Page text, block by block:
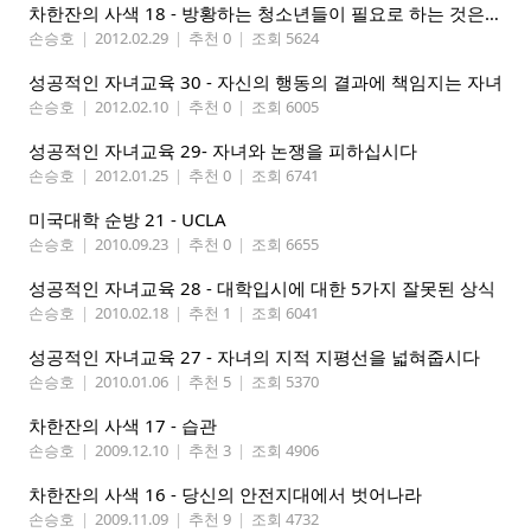
차한잔의 사색 18 - 방황하는 청소년들이 필요로 하는 것은 사랑
손승호 | 2012.02.29 | 추천 0 | 조회 5624
성공적인 자녀교육 30 - 자신의 행동의 결과에 책임지는 자녀
손승호 | 2012.02.10 | 추천 0 | 조회 6005
성공적인 자녀교육 29- 자녀와 논쟁을 피하십시다
손승호 | 2012.01.25 | 추천 0 | 조회 6741
미국대학 순방 21 - UCLA
손승호 | 2010.09.23 | 추천 0 | 조회 6655
성공적인 자녀교육 28 - 대학입시에 대한 5가지 잘못된 상식
손승호 | 2010.02.18 | 추천 1 | 조회 6041
성공적인 자녀교육 27 - 자녀의 지적 지평선을 넓혀줍시다
손승호 | 2010.01.06 | 추천 5 | 조회 5370
차한잔의 사색 17 - 습관
손승호 | 2009.12.10 | 추천 3 | 조회 4906
차한잔의 사색 16 - 당신의 안전지대에서 벗어나라
손승호 | 2009.11.09 | 추천 9 | 조회 4732